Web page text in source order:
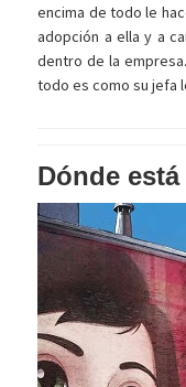
encima de todo le
adopción a ella y a
dentro de la
todo es como su jefa
Dónde